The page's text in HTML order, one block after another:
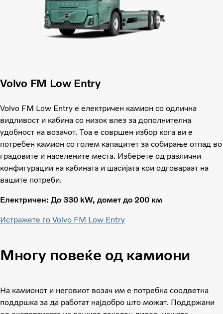
Volvo FM Low Entry
Volvo FM Low Entry е електричен камион со одлична
видливост и кабина со низок влез за дополнителна
удобност на возачот. Тоа е совршен избор кога ви е
потребен камион со голем капацитет за собирање отпад во
градовите и населените места. Изберете од различни
конфигурации на кабината и шасијата кои одговараат на
вашите потреби.
Електричен: До 330 kW, домет до 200 км
Истражете го Volvo FM Low Entry
Многу повеќе од камиони
На камионот и неговиот возач им е потребна соодветна
поддршка за да работат најдобро што можат. Поддржани